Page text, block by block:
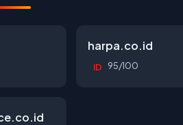
harpa.co.id
ID 95/100